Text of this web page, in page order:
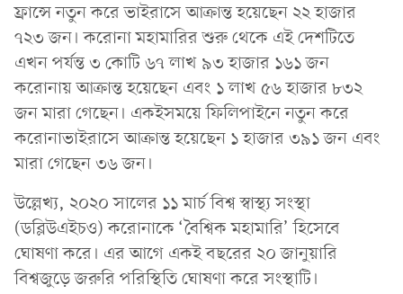
ফ্রান্সে নতুন করে ভাইরাসে আক্রান্ত হয়েছেন ২২ হাজার
৭২৩ জন। করোনা মহামারির শুরু থেকে এই দেশটিতে
এখন পর্যন্ত ৩ কোটি ৬৭ লাখ ৯৩ হাজার ১৬১ জন
করোনায় আক্রান্ত হয়েছেন এবং ১ লাখ ৫৬ হাজার ৮৩২
জন মারা গেছেন। একইসময়ে ফিলিপাইনে নতুন করে
করোনাভাইরাসে আক্রান্ত হয়েছেন ১ হাজার ৩৯১ জন এবং
মারা গেছেন ৩৬ জন।
উল্লেখ্য, ২০২০ সালের ১১ মার্চ বিশ্ব স্বাস্থ্য সংস্থা
(ডব্লিউএইচও) করোনাকে ‘বৈশ্বিক মহামারি’ হিসেবে
ঘোষণা করে। এর আগে একই বছরের ২০ জানুয়ারি
বিশ্বজুড়ে জরুরি পরিস্থিতি ঘোষণা করে সংস্থাটি।